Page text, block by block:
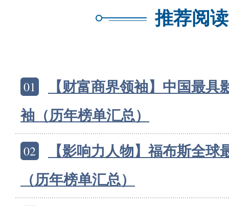
推荐阅读
01
【财富商界领袖】中国最
袖（历年榜单汇总）
02
【影响力人物】福布斯全
（历年榜单汇总）